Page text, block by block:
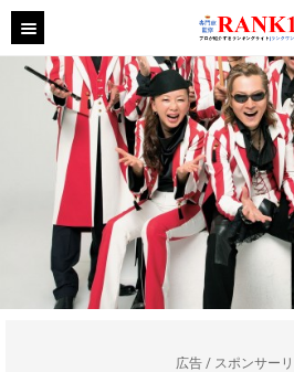
広告 / スポンサー